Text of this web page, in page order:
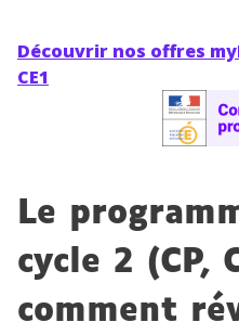
Découvrir nos offres
CE1
Le
cycle 2 (CP,
comment